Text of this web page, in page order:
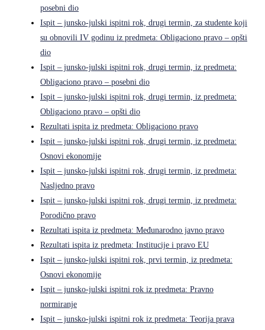
posebni dio
Ispit – junsko-julski ispitni rok, drugi termin, za studente koji
su obnovili IV godinu iz predmeta: Obligaciono pravo – opšti
dio
Ispit – junsko-julski ispitni rok, drugi termin, iz predmeta:
Obligaciono pravo – posebni dio
Ispit – junsko-julski ispitni rok, drugi termin, iz predmeta:
Obligaciono pravo – opšti dio
Rezultati ispita iz predmeta: Obligaciono pravo
Ispit – junsko-julski ispitni rok, drugi termin, iz predmeta:
Osnovi ekonomije
Ispit – junsko-julski ispitni rok, drugi termin, iz predmeta:
Nasljedno pravo
Ispit – junsko-julski ispitni rok, drugi termin, iz predmeta:
Porodično pravo
Rezultati ispita iz predmeta: Međunarodno javno pravo
Rezultati ispita iz predmeta: Institucije i pravo EU
Ispit – junsko-julski ispitni rok, prvi termin, iz predmeta:
Osnovi ekonomije
Ispit – junsko-julski ispitni rok iz predmeta: Pravno
normiranje
Ispit – junsko-julski ispitni rok iz predmeta: Teorija prava